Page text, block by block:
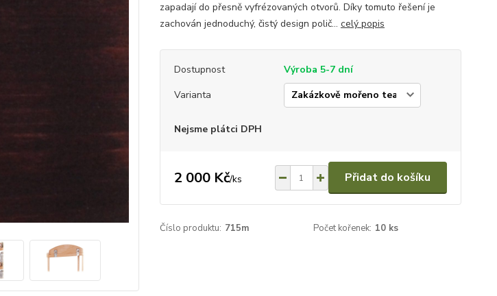
zapadají do přesně vyfrézovaných otvorů. Díky tomuto řešení je
zachován jednoduchý, čistý design polič... celý popis
Dostupnost
Výroba 5-7 dní
Varianta
Nejsme plátci DPH
2 000 Kč/ks Přidat do košíku
Číslo produktu: 715m Počet kořenek: 10 ks